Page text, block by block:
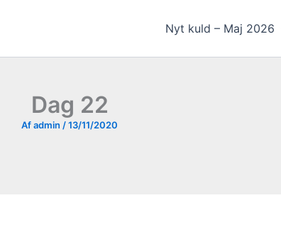
Nyt kuld – Maj 2026
Dag 22
Afadmin /13/11/2020